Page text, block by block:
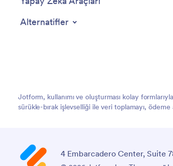
Alternatifler
Jotform, kullanımı ve oluşturması kolay
sürükle-bırak işlevselliği ile veri toplamayı,
4 Embarcadero Center, Suite